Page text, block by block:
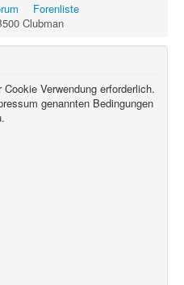
Forenliste
Clubman
Verwendung erforderlich.
genannten Bedingungen